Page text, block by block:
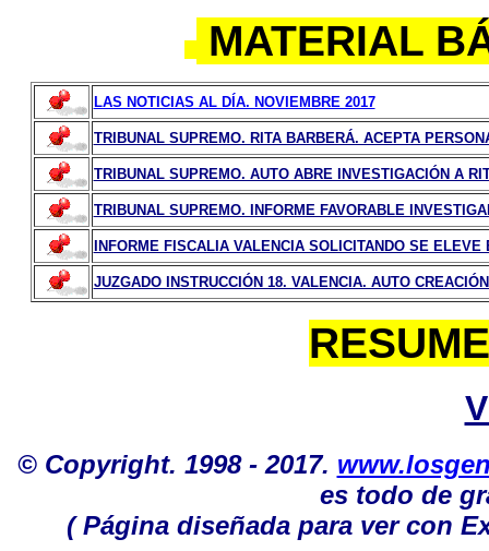
MATERIAL
LAS NOTICIAS AL DÍA. NOVIEMBRE 2017
TRIBUNAL SUPREMO. RITA BARBERÁ. ACEPTA
TRIBUNAL SUPREMO. AUTO ABRE INVESTIGACIÓN A
TRIBUNAL SUPREMO. INFORME FAVORABLE
INFORME FISCALIA VALENCIA SOLICITANDO SE
JUZGADO INSTRUCCIÓN 18. VALENCIA. AUTO
© Copyright. 1998 - 2017.
es todo de
( Página diseñada para ver con